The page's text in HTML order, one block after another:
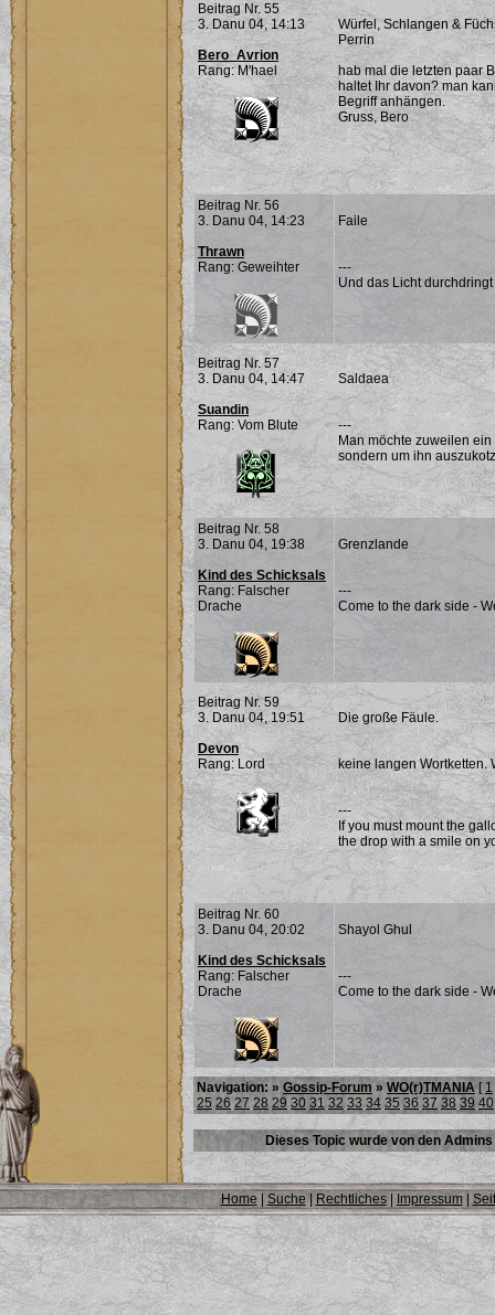
Beitrag Nr. 55
3. Danu 04, 14:13
Bero_Avrion
Rang: M'hael
Würfel, Schlangen &
Perrin
hab mal die letzten paar
haltet Ihr davon? man
Begriff anhängen.
Gruss, Bero
Beitrag Nr. 56
3. Danu 04, 14:23
Thrawn
Rang: Geweihter
Faile
---
Und das Licht
Beitrag Nr. 57
3. Danu 04, 14:47
Suandin
Rang: Vom Blute
Saldaea
---
Man möchte zuweilen
sondern um ihn
Beitrag Nr. 58
3. Danu 04, 19:38
Kind des Schicksals
Rang: Falscher
Drache
Grenzlande
---
Come to the dark side -
Beitrag Nr. 59
3. Danu 04, 19:51
Devon
Rang: Lord
Die große Fäule.
keine langen Wortketten.
---
If you must mount the
the drop with a smile on
Beitrag Nr. 60
3. Danu 04, 20:02
Kind des Schicksals
Rang: Falscher
Drache
Shayol Ghul
---
Come to the dark side -
Navigation: » Gossip-Forum » WO(r)TMANIA [ 1
25 26 27 28 29 30 31 32 33 34 35 36 37 38 39 40
Dieses Topic wurde von den
Home| Suche | Rechtliches| Impressum|